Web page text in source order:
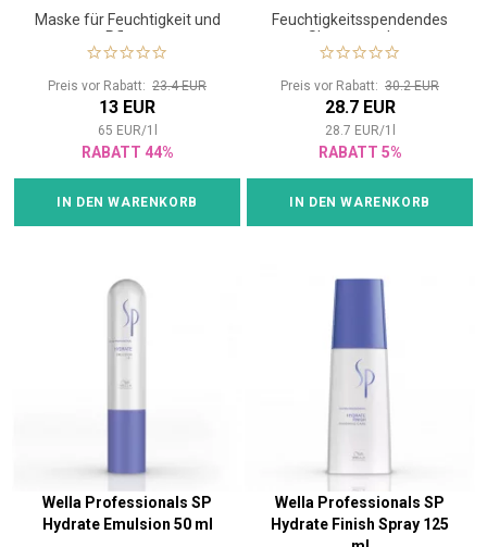
Maske für Feuchtigkeit und
Pflege
Preis vor Rabatt: 23.4 EUR
13 EUR
65 EUR/1
RABATT 44%
IN DEN WARENKORB
Feuchtigkeitsspendendes
Shampoo ohne
Beschwerung
Preis vor Rabatt: 30.2 EUR
28.7 EUR
28.7 EUR/1
RABATT 5%
IN DEN WARENKORB
Wella Professionals SP
Hydrate Emulsion 50 ml
Wella Professionals SP
Hydrate Finish Spray 125